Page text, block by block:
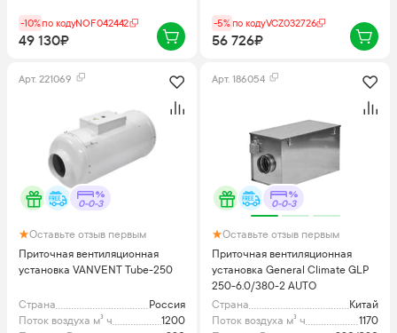
-10%по кодуNOF042442
49 130₽
-5%по кодуVCZ032726
56 726₽
Арт. 221069
0-0-3
Оставьте отзыв первым
Приточная вентиляционная
установка VANVENT Tube-250
Страна
Россия
Поток воздуха м³ ч
1200
Арт. 186054
0-0-3
Оставьте отзыв первым
Приточная вентиляционная
установка General Climate GLP
250-6.0/380-2 AUTO
Страна
Китай
Поток воздуха м³ ч
1170